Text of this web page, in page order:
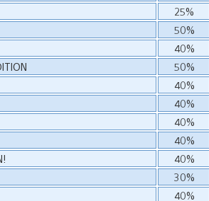
25%
50%
40%
50%
40%
40%
40%
40%
40%
30%
40%